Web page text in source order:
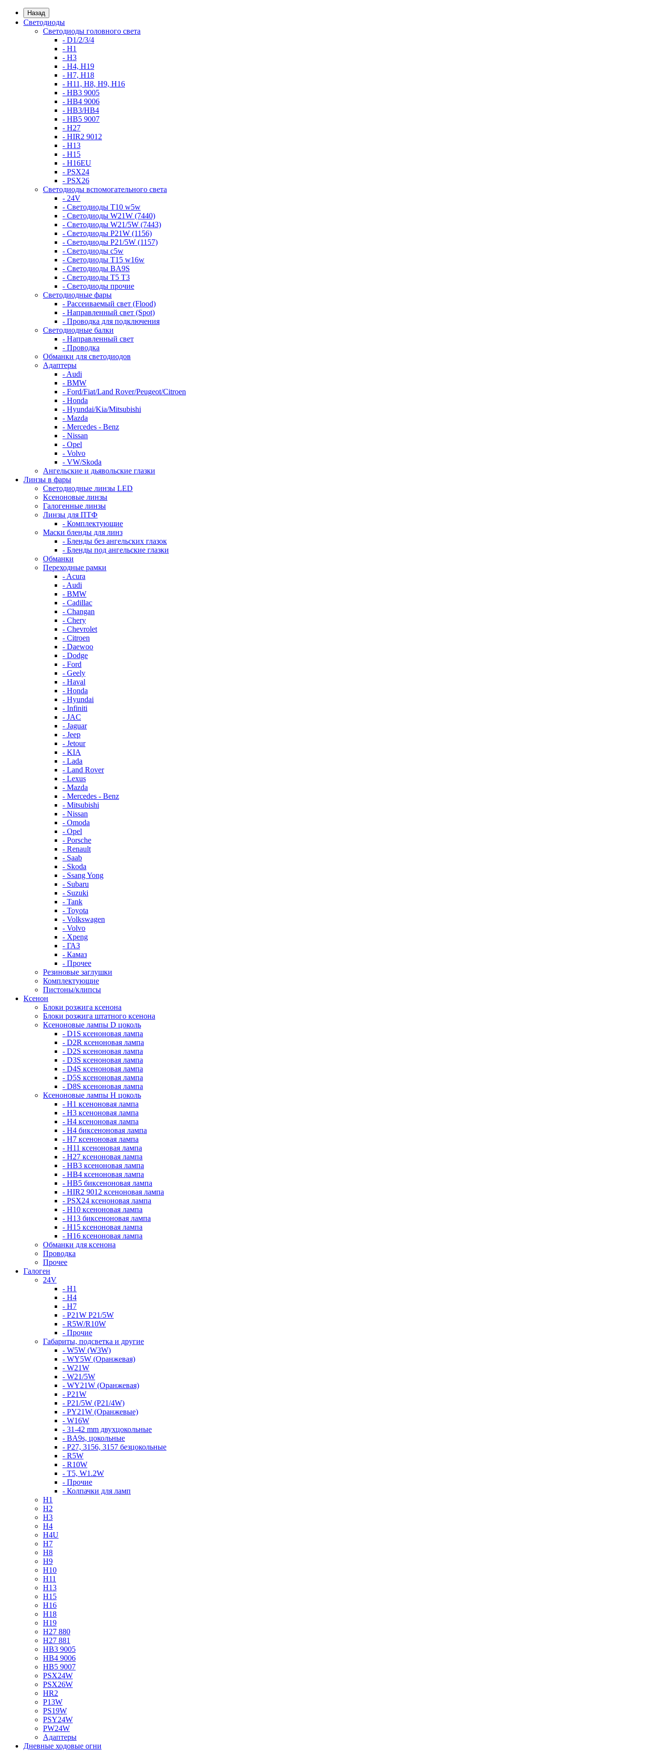
Назад
Светодиоды
Светодиоды головного света
- D1/2/3/4
- H1
- H3
- H4, H19
- H7, H18
- H11, H8, H9, H16
- HB3 9005
- HB4 9006
- HB3/HB4
- HB5 9007
- H27
- HIR2 9012
- H13
- H15
- H16EU
- PSX24
- PSX26
Светодиоды вспомогательного света
- 24V
- Светодиоды T10 w5w
- Светодиоды W21W (7440)
- Светодиоды W21/5W (7443)
- Светодиоды P21W (1156)
- Светодиоды P21/5W (1157)
- Светодиоды c5w
- Светодиоды T15 w16w
- Светодиоды BA9S
- Светодиоды T5 T3
- Светодиоды прочие
Светодиодные фары
- Рассеиваемый свет (Flood)
- Направленный свет (Spot)
- Проводка для подключения
Светодиодные балки
- Направленный свет
- Проводка
Обманки для светодиодов
Адаптеры
- Audi
- BMW
- Ford/Fiat/Land Rover/Peugeot/Citroen
- Honda
- Hyundai/Kia/Mitsubishi
- Mazda
- Mercedes - Benz
- Nissan
- Opel
- Volvo
- VW/Skoda
Ангельские и дьявольские глазки
Линзы в фары
Светодиодные линзы LED
Ксеноновые линзы
Галогенные линзы
Линзы для ПТФ
- Комплектующие
Маски бленды для линз
- Бленды без ангельских глазок
- Бленды под ангельские глазки
Обманки
Переходные рамки
- Acura
- Audi
- BMW
- Cadillac
- Changan
- Chery
- Chevrolet
- Citroen
- Daewoo
- Dodge
- Ford
- Geely
- Haval
- Honda
- Hyundai
- Infiniti
- JAC
- Jaguar
- Jeep
- Jetour
- KIA
- Lada
- Land Rover
- Lexus
- Mazda
- Mercedes - Benz
- Mitsubishi
- Nissan
- Omoda
- Opel
- Porsche
- Renault
- Saab
- Skoda
- Ssang Yong
- Subaru
- Suzuki
- Tank
- Toyota
- Volkswagen
- Volvo
- Xpeng
- ГАЗ
- Камаз
- Прочее
Резиновые заглушки
Комплектующие
Пистоны/клипсы
Ксенон
Блоки розжига ксенона
Блоки розжига штатного ксенона
Ксеноновые лампы D цоколь
- D1S ксеноновая лампа
- D2R ксеноновая лампа
- D2S ксеноновая лампа
- D3S ксеноновая лампа
- D4S ксеноновая лампа
- D5S ксеноновая лампа
- D8S ксеноновая лампа
Ксеноновые лампы Н цоколь
- H1 ксеноновая лампа
- H3 ксеноновая лампа
- H4 ксеноновая лампа
- H4 биксеноновая лампа
- H7 ксеноновая лампа
- H11 ксеноновая лампа
- H27 ксеноновая лампа
- HB3 ксеноновая лампа
- HB4 ксеноновая лампа
- HB5 биксеноновая лампа
- HIR2 9012 ксеноновая лампа
- PSX24 ксеноновая лампа
- H10 ксеноновая лампа
- H13 биксеноновая лампа
- H15 ксеноновая лампа
- H16 ксеноновая лампа
Обманки для ксенона
Проводка
Прочее
Галоген
24V
- H1
- H4
- H7
- P21W P21/5W
- R5W/R10W
- Прочие
Габариты, подсветка и другие
- W5W (W3W)
- WY5W (Оранжевая)
- W21W
- W21/5W
- WY21W (Оранжевая)
- P21W
- P21/5W (P21/4W)
- PY21W (Оранжевые)
- W16W
- 31-42 mm двухцокольные
- BA9s, цокольные
- P27, 3156, 3157 безцокольные
- R5W
- R10W
- T5, W1.2W
- Прочие
- Колпачки для ламп
H1
H2
H3
H4
H4U
H7
H8
H9
H10
H11
H13
H15
H16
H18
H19
H27 880
H27 881
HB3 9005
HB4 9006
HB5 9007
PSX24W
PSX26W
HR2
P13W
PS19W
PSY24W
PW24W
Адаптеры
Дневные ходовые огни